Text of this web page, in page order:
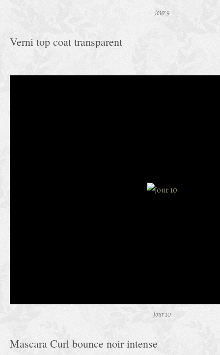
Jour 9
Verni top coat transparent
Jour 10
Mascara Curl bounce noir intense